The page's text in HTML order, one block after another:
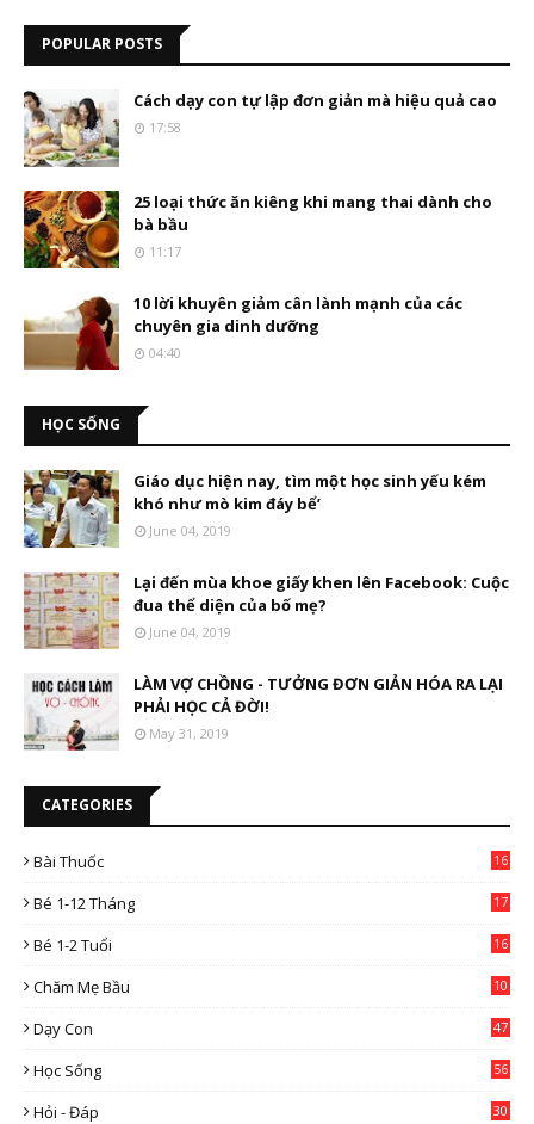
POPULAR POSTS
Cách dạy con tự lập đơn giản mà hiệu quả cao
17:58
25 loại thức ăn kiêng khi mang thai dành cho
bà bầu
11:17
10 lời khuyên giảm cân lành mạnh của các
chuyên gia dinh dưỡng
04:40
HỌC SỐNG
Giáo dục hiện nay, tìm một học sinh yếu kém
khó như mò kim đáy bể’
June 04, 2019
Lại đến mùa khoe giấy khen lên Facebook: Cuộc
đua thể diện của bố mẹ?
June 04, 2019
LÀM VỢ CHỒNG - TƯỞNG ĐƠN GIẢN HÓA RA LẠI
PHẢI HỌC CẢ ĐỜI!
May 31, 2019
CATEGORIES
Bài Thuốc
16
Bé 1-12 Tháng 17
Bé 1-2 Tuổi 16
Chăm Mẹ Bầu
10
Dạy Con
47
Học Sống 56
Hỏi - Đáp 30